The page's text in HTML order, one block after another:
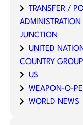
TRANSFER /
JUNCTION
UNITED
COUNTRY
US
WEAPON-O-
WORLD NEWS